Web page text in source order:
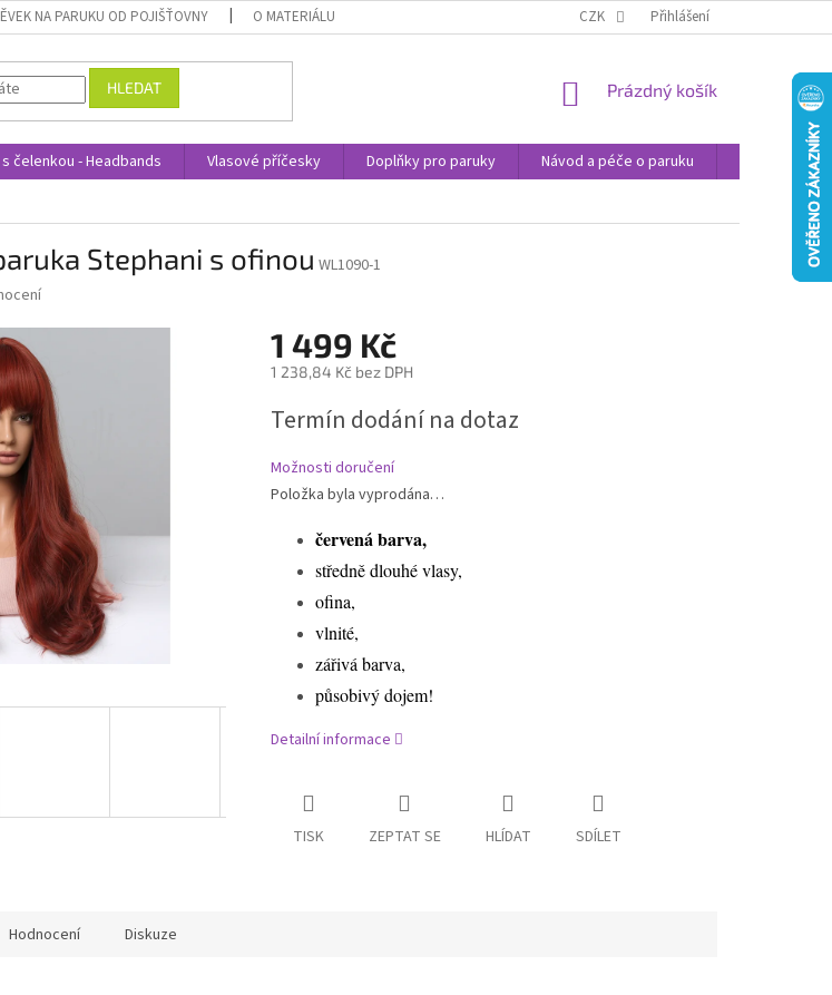
NA PARUKU OD POJIŠŤOVNY O MATERIÁLU OBCHODNÍ PODMÍNKY PODMÍNKY
CZK Přihlášení
HLEDAT
NÁKUPNÍ
Prázdný košík
čelenkou - Headbands Vlasové příčesky Doplňky pro paruky Návod a péče o paruku
Příspěvek
Stephani s ofinou WL1090-1
1 499 Kč
1 238,84 Kč bez DPH
cena:
Termín dodání na dotaz
Možnosti doručení
Položka byla vyprodána…
červená barva,
středně dlouhé vlasy,
ofina,
vlnité,
zářivá barva,
působivý dojem!
Detailní informace
TISK ZEPTAT SE HLÍDAT SDÍLET
Hodnocení Diskuze